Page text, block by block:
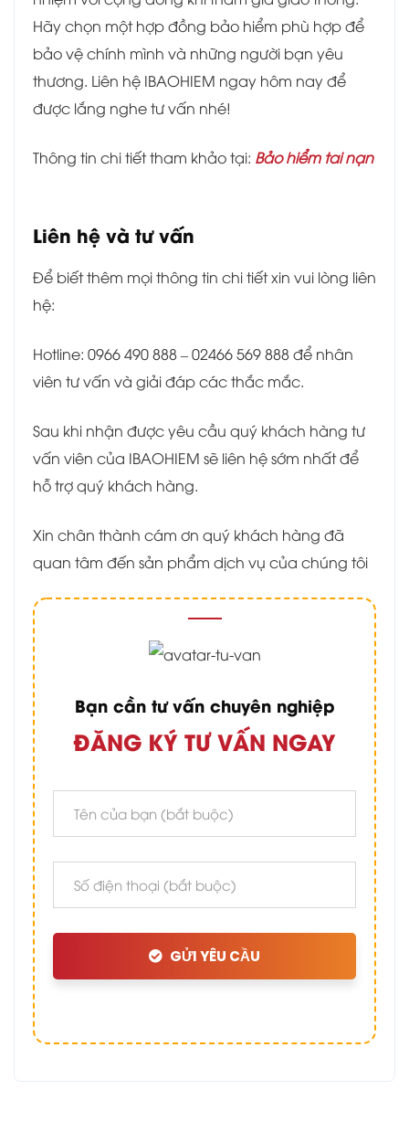
Hãy chọn một hợp đồng bảo hiểm phù hợp để
bảo vệ chính mình và những người bạn yêu
thương. Liên hệ IBAOHIEM ngay hôm nay để
được lắng nghe tư vấn nhé!
Thông tin chi tiết tham khảo tại: Bảo hiểm tai nạn
Liên hệ và tư vấn
Để biết thêm mọi thông tin chi tiết xin vui lòng liên
hệ:
Hotline: 0966 490 888 – 02466 569 888 để nhân
viên tư vấn và giải đáp các thắc mắc.
Sau khi nhận được yêu cầu quý khách hàng tư
vấn viên của IBAOHIEM sẽ liên hệ sớm nhất để
hỗ trợ quý khách hàng.
Xin chân thành cám ơn quý khách hàng đã
quan tâm đến sản phẩm dịch vụ của chúng tôi
Bạn cần tư vấn chuyên nghiệp
ĐĂNG KÝ TƯ VẤN NGAY
GỬI YÊU CẦU